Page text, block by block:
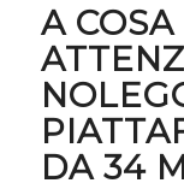
A
DA 34